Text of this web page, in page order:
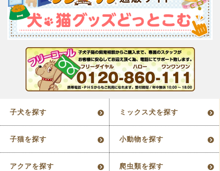
子犬を探す ミックス犬を探す
子猫を探す 小動物を探す
アクアを探す 爬虫類を探す